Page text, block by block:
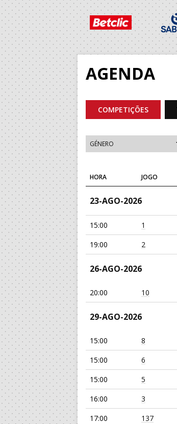
AGENDA
COMPETIÇÕES
HORA JOGO
23-AGO-2026
15:00 1
19:00
2
26-AGO-2026
20:00 10
29-AGO-2026
15:00 8
15:00
6
15:00
5
16:00
3
17:00
137